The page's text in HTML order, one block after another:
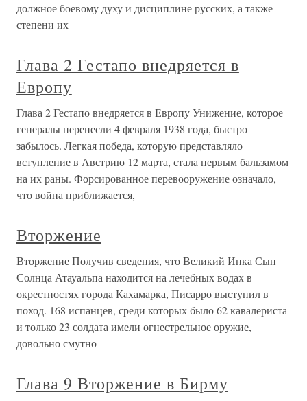
должное боевому духу и дисциплине русских, а также
степени их
Глава 2 Гестапо внедряется в
Европу
Глава 2 Гестапо внедряется в Европу Унижение, которое
генералы перенесли 4 февраля 1938 года, быстро
забылось. Легкая победа, которую представляло
вступление в Австрию 12 марта, стала первым бальзамом
на их раны. Форсированное перевооружение означало,
что война приближается,
Вторжение
Вторжение Получив сведения, что Великий Инка Сын
Солнца Атауальпа находится на лечебных водах в
окрестностях города Кахамарка, Писарро выступил в
поход. 168 испанцев, среди которых было 62 кавалериста
и только 23 солдата имели огнестрельное оружие,
довольно смутно
Глава 9 Вторжение в Бирму